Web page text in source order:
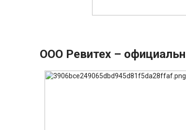
ООО Ревитех –